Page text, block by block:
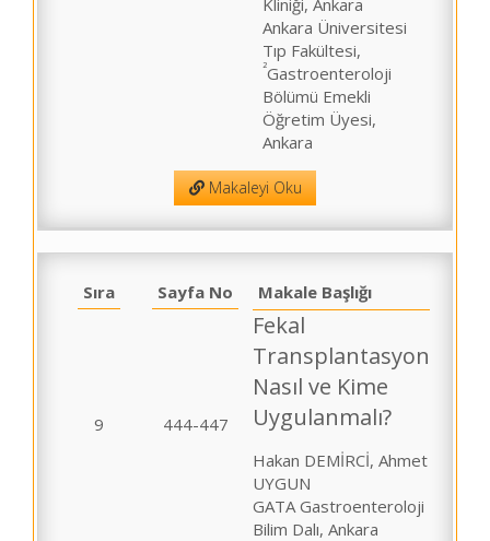
Kliniği, Ankara
Ankara Üniversitesi
Tıp Fakültesi,
²Gastroenteroloji
Bölümü Emekli
Öğretim Üyesi,
Ankara
Makaleyi Oku
Sıra Sayfa No Makale Başlığı
9 444-447
Fekal
Transplantasyon
Nasıl ve Kime
Uygulanmalı?
Hakan DEMİRCİ, Ahmet
UYGUN
GATA Gastroenteroloji
Bilim Dalı, Ankara